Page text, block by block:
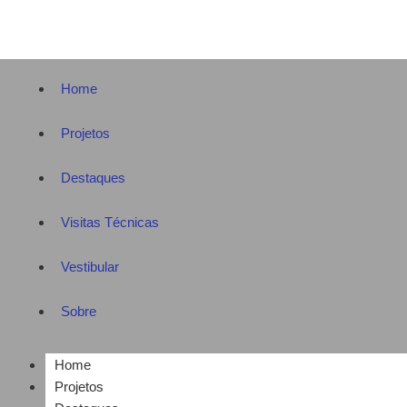
Home
Projetos
Destaques
Visitas Técnicas
Vestibular
Sobre
Home
Projetos